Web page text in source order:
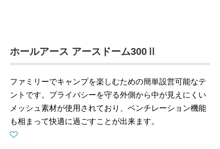
ホールアース アースドーム300Ⅱ
ファミリーでキャンプを楽しむための簡単設営可能なテ
ントです。プライバシーを守る外側から中が見えにくい
メッシュ素材が使用されており、ベンチレーション機能
も相まって快適に過ごすことが出来ます。